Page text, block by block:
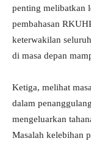
penting melibatkan
pembahasan
keterwakilan
di masa depan
Ketiga, melihat
dalam
mengeluarkan
Masalah kelebihan